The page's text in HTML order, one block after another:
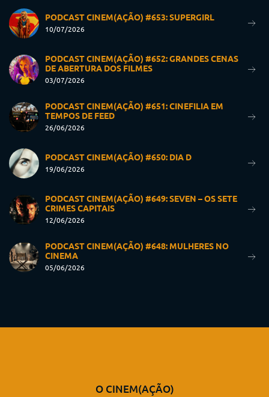
PODCAST CINEM(AÇÃO) #653: SUPERGIRL
10/07/2026
PODCAST CINEM(AÇÃO) #652: GRANDES CENAS
DE ABERTURA DOS FILMES
03/07/2026
PODCAST CINEM(AÇÃO) #651: CINEFILIA EM
TEMPOS DE FEED
26/06/2026
PODCAST CINEM(AÇÃO) #650: DIA D
19/06/2026
PODCAST CINEM(AÇÃO) #649: SEVEN – OS SETE
CRIMES CAPITAIS
12/06/2026
PODCAST CINEM(AÇÃO) #648: MULHERES NO
CINEMA
05/06/2026
O CINEM(AÇÃO)